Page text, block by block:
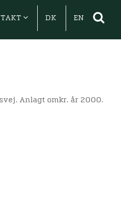
DK EN
Anlagt omkr. år 2000.